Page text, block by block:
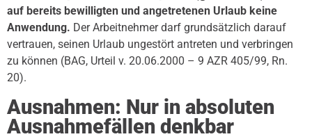
auf bereits bewilligten und angetretenen Urlaub keine
Anwendung. Der Arbeitnehmer darf grundsätzlich darauf
vertrauen, seinen Urlaub ungestört antreten und verbringen
zu können (BAG, Urteil v. 20.06.2000 – 9 AZR 405/99, Rn.
20).
Ausnahmen: Nur in absoluten
Ausnahmefällen denkbar